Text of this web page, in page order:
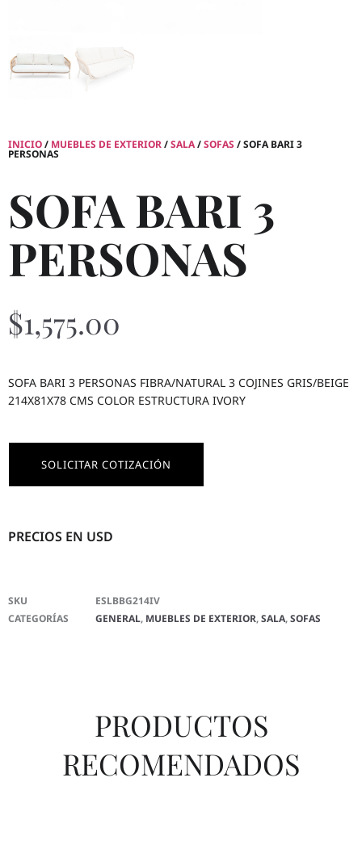
INICIO/ MUEBLES DE EXTERIOR/SALA/SOFAS / SOFA BARI 3
PERSONAS
SOFA BARI 3
PERSONAS
$1,575.00
SOFA BARI 3 PERSONAS FIBRA/NATURAL 3 COJINES GRIS/BEIGE
214X81X78 CMS COLOR ESTRUCTURA IVORY
SOLICITAR COTIZACIÓN
PRECIOS EN USD
SKU
ESLBBG214IV
CATEGORÍAS
GENERAL, MUEBLES DE EXTERIOR,SALA,SOFAS
PRODUCTOS
RECOMENDADOS